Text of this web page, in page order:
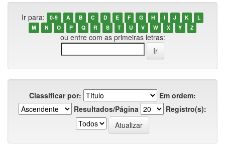
Ir para: 0-9 A B C D E F G H I J K
L
M
N O P Q R S T U V W X Y Z
ou entre com as primeiras letras:
Classificar por:
Em ordem:
Resultados/Página
Registro(s):